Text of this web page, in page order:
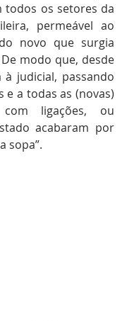
todos os setores da
permeável ao
novo que surgia
modo que, desde
à judicial, passando
e a todas as (novas)
ligações, ou
acabaram por
sopa”.